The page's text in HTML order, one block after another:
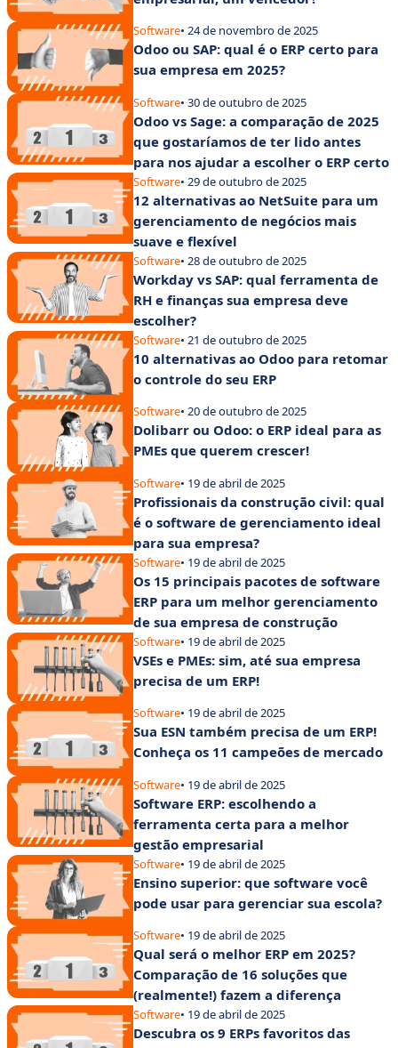
Software• 24 de novembro de 2025
Odoo ou SAP: qual é o ERP certo para
sua empresa em 2025?
Software• 30 de outubro de 2025
Odoo vs Sage: a comparação de 2025
que gostaríamos de ter lido antes
para nos ajudar a escolher o ERP certo
Software• 29 de outubro de 2025
12 alternativas ao NetSuite para um
gerenciamento de negócios mais
suave e flexível
Software• 28 de outubro de 2025
Workday vs SAP: qual ferramenta de
RH e finanças sua empresa deve
escolher?
Software• 21 de outubro de 2025
10 alternativas ao Odoo para retomar
o controle do seu ERP
Software• 20 de outubro de 2025
Dolibarr ou Odoo: o ERP ideal para as
PMEs que querem crescer!
Software• 19 de abril de 2025
Profissionais da construção civil: qual
é o software de gerenciamento ideal
para sua empresa?
Software• 19 de abril de 2025
Os 15 principais pacotes de software
ERP para um melhor gerenciamento
de sua empresa de construção
Software• 19 de abril de 2025
VSEs e PMEs: sim, até sua empresa
precisa de um ERP!
Software• 19 de abril de 2025
Sua ESN também precisa de um ERP!
Conheça os 11 campeões de mercado
Software• 19 de abril de 2025
Software ERP: escolhendo a
ferramenta certa para a melhor
gestão empresarial
Software• 19 de abril de 2025
Ensino superior: que software você
pode usar para gerenciar sua escola?
Software• 19 de abril de 2025
Qual será o melhor ERP em 2025?
Comparação de 16 soluções que
(realmente!) fazem a diferença
Software• 19 de abril de 2025
Descubra os 9 ERPs favoritos das